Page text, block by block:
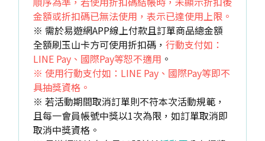
金額或折扣碼已無法使用，表示已達使用上限。
※ 需於易遊網APP線上付款且訂單商品總金額
全額刷玉山卡方可使用折扣碼， 行動支付如：
LINE Pay、國際Pay等恕不適用 。
※ 使用行動支付如：LINE Pay、國際Pay等即不
具抽獎資格。
※ 若活動期間取消訂單則不符本次活動規範，
且每一會員帳號中獎以1次為限，如訂單取消即
取消中獎資格。